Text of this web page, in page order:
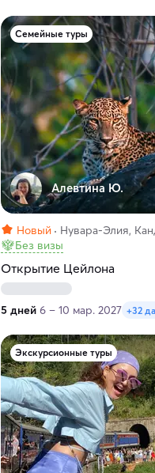
Семейные туры
Алевтина Ю.
Новый
Нувара-Элия,
Без визы
Открытие Цейлона
5 дней 6 – 10 мар. 2027 +32
Экскурсионные туры